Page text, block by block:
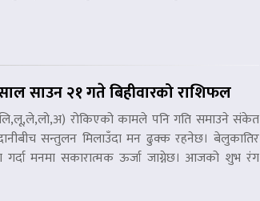
साउन २१ गते बिहीवारको राशिफल
रोकिएको कामले पनि गति समाउने संकेत
सन्तुलन मिलाउँदा मन ढुक्क रहनेछ। बेलुकातिर
गर्दा मनमा सकारात्मक ऊर्जा जाग्नेछ। आजको शुभ रंग